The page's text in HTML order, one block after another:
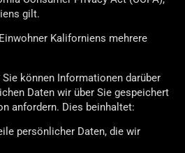
gilt.
Kaliforniens mehrere
können Informationen darüber
Daten wir über Sie gespeichert
anfordern. Dies beinhaltet:
persönlicher Daten, die wir